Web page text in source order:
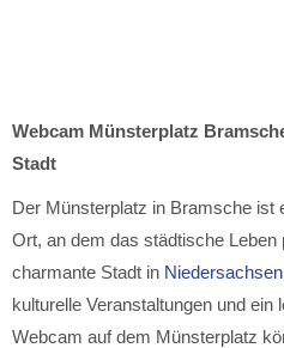
Webcam Münsterplatz
Stadt
Der Münsterplatz in Bramsche ist
Ort, an dem das städtische
charmante Stadt in Niedersachsen
kulturelle Veranstaltungen und ein
Webcam auf dem Münsterplatz